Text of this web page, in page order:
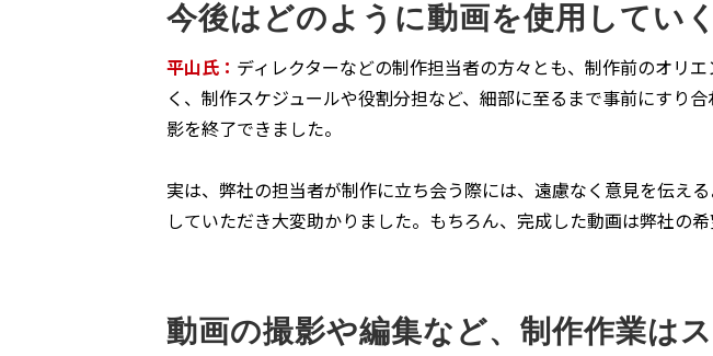
今後はどのように動画を使用してい
平山氏： ディレクターなどの制作担当者の方々とも、制作前のオリ
く、制作スケジュールや役割分担など、細部に至るまで事前にすり
影を終了できました。
実は、弊社の担当者が制作に立ち会う際には、遠慮なく意見を伝え
していただき大変助かりました。もちろん、完成した動画は弊社の
動画の撮影や編集など、制作作業は